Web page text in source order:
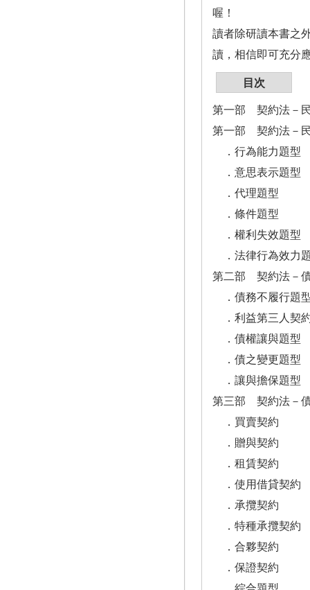
喔！
讀者除研讀本書之
讀，相信即可充分
目次
第一部 契約法－
第一部 契約法－
．行為能力題型
．意思表示題型
．代理題型
．條件題型
．權利失效題型
．法律行為效力
第二部 契約法－
．債務不履行題
．利益第三人契
．債權讓與題型
．債之變更題型
．讓與擔保題型
第三部 契約法－
．買賣契約
．贈與契約
．租賃契約
．使用借貸契約
．承攬契約
．特種承攬契約
．合夥契約
．保證契約